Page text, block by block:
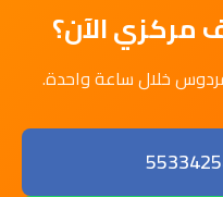
مركزي الآن؟
خلال ساعة واحدة.